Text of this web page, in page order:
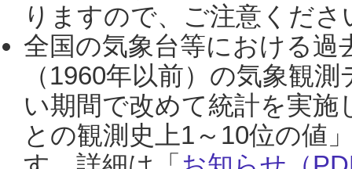
りますので、ご注意くだ
全国の気象台等における過
（1960年以前）の気象観
い期間で改めて統計を実
との観測史上1～10位の値